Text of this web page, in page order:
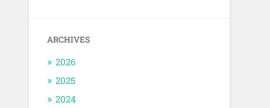
ARCHIVES
2026
2025
2024